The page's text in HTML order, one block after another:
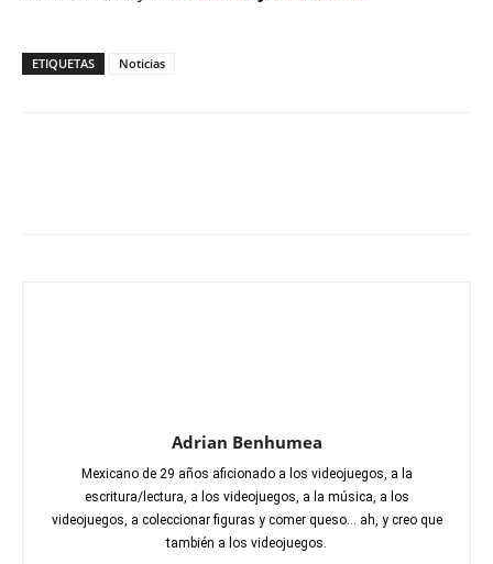
ETIQUETAS Noticias
Adrian Benhumea
Mexicano de 29 años aficionado a los videojuegos, a la
escritura/lectura, a los videojuegos, a la música, a los
videojuegos, a coleccionar figuras y comer queso... ah, y creo que
también a los videojuegos.